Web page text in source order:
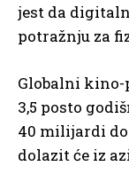
jest da
potražnju za
Globalni
3,5 posto
40 milijardi
dolazit će iz